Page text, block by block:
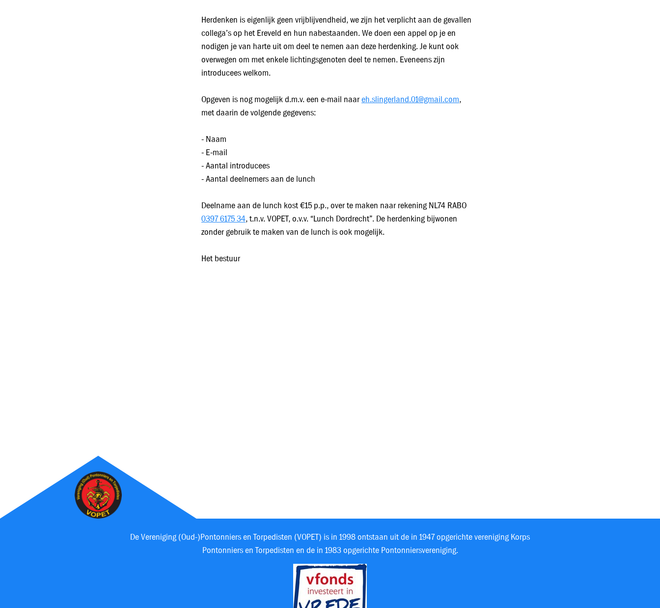
Herdenken is eigenlijk geen vrijblijvendheid, we zijn het verplicht aan de gevallen
collega’s op het Ereveld en hun nabestaanden. We doen een appel op je en
nodigen je van harte uit om deel te nemen aan deze herdenking. Je kunt ook
overwegen om met enkele lichtingsgenoten deel te nemen. Eveneens zijn
introducees welkom.
Opgeven is nog mogelijk d.m.v. een e-mail naareh.slingerland.01@gmail.com,
met daarin de volgende gegevens:
- Naam
- E-mail
- Aantal introducees
- Aantal deelnemers aan de lunch
Deelname aan de lunch kost €15 p.p., over te maken naar rekening NL74 RABO
0397 6175 34, t.n.v. VOPET, o.v.v. “Lunch Dordrecht”. De herdenking bijwonen
zonder gebruik te maken van de lunch is ook mogelijk.
Het bestuur
De Vereniging (Oud-)Pontonniers en Torpedisten (VOPET) is in 1998 ontstaan uit de in 1947 opgerichte vereniging Korps
Pontonniers en Torpedisten en de in 1983 opgerichte Pontonniersvereniging.